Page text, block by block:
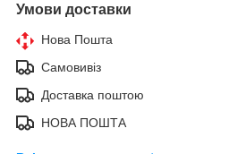
Умови доставки
Нова Пошта
Самовивіз
Доставка поштою
НОВА ПОШТА